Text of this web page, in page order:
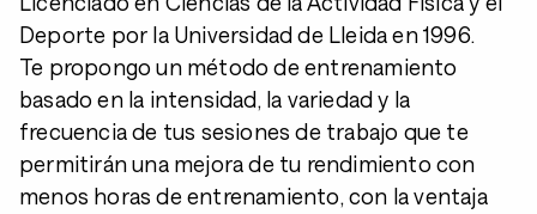
Deporte por la Universidad de Lleida en 1996.
Te propongo un método de entrenamiento
basado en la intensidad, la variedad y la
frecuencia de tus sesiones de trabajo que te
permitirán una mejora de tu rendimiento con
menos horas de entrenamiento, con la ventaja